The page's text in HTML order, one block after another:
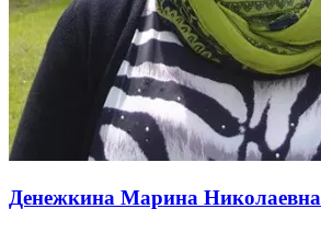
Денежкина Марина Николаевна